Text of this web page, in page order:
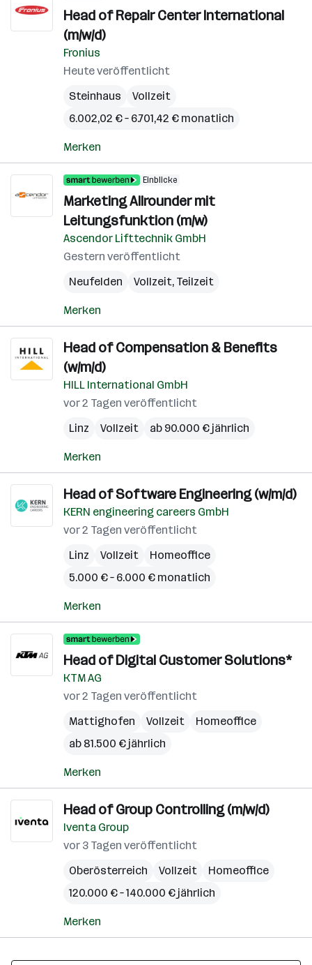
Head of Repair Center International
(m/w/d)
Fronius
Heute veröffentlicht
Steinhaus
Vollzeit
6.002,02 € – 6.701,42 € monatlich
Merken
Einblicke
Marketing Allrounder mit
Leitungsfunktion (m/w)
Ascendor Lifttechnik GmbH
Gestern veröffentlicht
Neufelden
Vollzeit, Teilzeit
Merken
Head of Compensation & Benefits
(w/m/d)
HILL International GmbH
vor 2 Tagen veröffentlicht
Linz
Vollzeit ab 90.000 € jährlich
Merken
Head of Software Engineering (w/m/d)
KERN engineering careers GmbH
vor 2 Tagen veröffentlicht
Linz
Vollzeit
Homeoffice
5.000 € – 6.000 € monatlich
Merken
Head of Digital Customer Solutions*
KTM AG
vor 2 Tagen veröffentlicht
Mattighofen
Vollzeit
Homeoffice
ab 81.500 € jährlich
Merken
Head of Group Controlling (m/w/d)
Iventa Group
vor 3 Tagen veröffentlicht
Oberösterreich
Vollzeit
Homeoffice
120.000 € – 140.000 € jährlich
Merken